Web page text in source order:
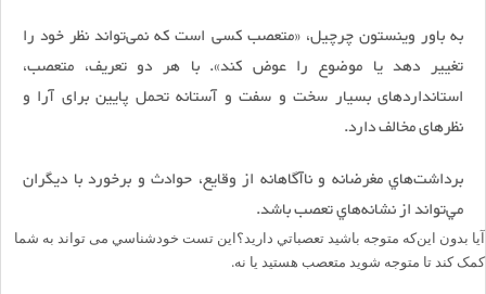
به باور وینستون چرچیل، «متعصب کسی است که نمی‌تواند نظر خود را
تغییر دهد یا موضوع را عوض کند». با هر دو تعریف، متعصب،
استانداردهای بسیار سخت و سفت و آستانه تحمل پایین برای آرا و
نظرهای مخالف دارد.
برداشت‌هاي مغرضانه و ناآگاهانه از وقايع، حوادث و برخورد با ديگران
مي‌تواند از نشانه‌هاي تعصب باشد.
آيا بدون اين‌كه متوجه باشيد تعصباتي داريد؟این تست خودشناسي می تواند به شما
کمک کند تا متوجه شوید متعصب هستید یا نه.